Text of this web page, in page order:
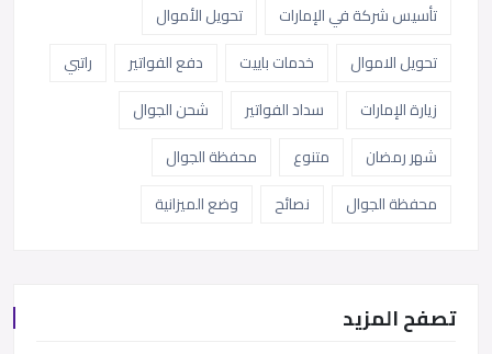
تأسيس شركة في الإمارات
تحويل الأموال
تحويل الاموال
خدمات باييت دفع الفواتير
راتبي
زيارة الإمارات
سداد الفواتير
شحن الجوال
شهر رمضان
متنوع
محفظة الجوال
محفظة الجوال
نصائح وضع الميزانية
تصفح المزيد